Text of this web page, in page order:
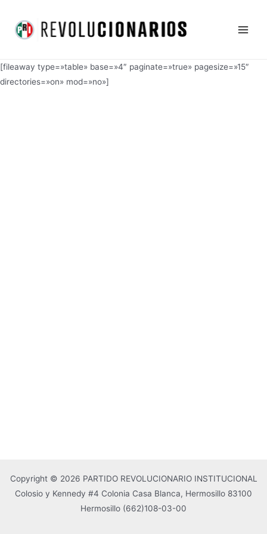
contenido
[fileaway type=»table» base=»4″ paginate=»true» pagesize=»15″
directories=»on» mod=»no»]
Copyright © 2026 PARTIDO REVOLUCIONARIO INSTITUCIONAL
Colosio y Kennedy #4 Colonia Casa Blanca, Hermosillo 83100
Hermosillo (662)108-03-00